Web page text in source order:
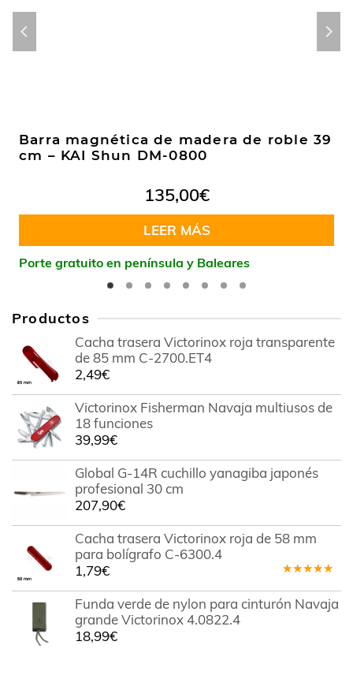
Barra magnética de madera de roble 39
cm – KAI Shun DM-0800
135,00€
LEER MÁS
Porte gratuito en península y Baleares
Productos
Cacha trasera Victorinox roja transparente
de 85 mm C-2700.ET4
2,49€
Victorinox Fisherman Navaja multiusos de
18 funciones
39,99€
Global G-14R cuchillo yanagiba japonés
profesional 30 cm
207,90€
Cacha trasera Victorinox roja de 58 mm
para bolígrafo C-6300.4
en5.00de
5
1,79€
Funda verde de nylon para cinturón Navaja
grande Victorinox 4.0822.4
18,99€